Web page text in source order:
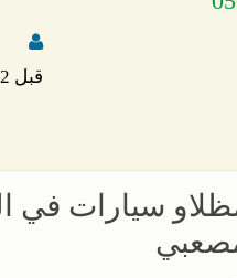
قبل 2 سنة
سيارات